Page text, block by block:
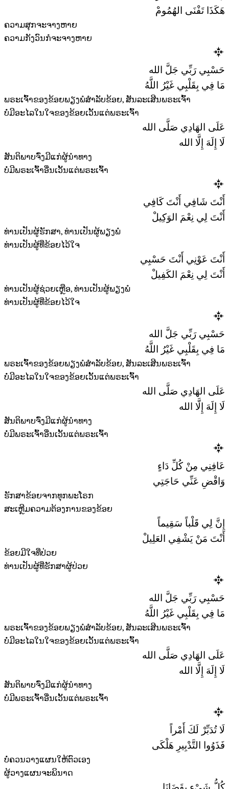
هَكَذَا تَفْنَى الهُمُومْ
ຄວາມສຸກຈະຈາງຫາຍ
ຄວາມກັງວົນກໍຈະຈາງຫາຍ
حَسْبِي رَبِّي جَلَّ الله
مَا فِي بِقَلْبِي غَيْرُ اللَّهُ
ພຣະເຈົ້າຂອງຂ້ອຍພຽງພໍສໍາລັບຂ້ອຍ, ສັນລະເສີນພຣະເຈົ້າ
ບໍ່ມີອະໄລໃນໃຈຂອງຂ້ອຍເວັ້ນແຕ່ພຣະເຈົ້າ
عَلَى الهَادِي صَلَّى الله
لَا إِلَهَ إِلَّا الله
ສັນຕິພາບຈົ່ງມີແກ່ຜູ້ນໍາທາງ
ບໍ່ມີພຣະເຈົ້າອື່ນເວັ້ນແຕ່ພຣະເຈົ້າ
أَنْتَ شَافِي أَنْتَ كَافِي
أَنْتَ لِي نِعْمَ الوَكِيلْ
ທ່ານເປັນຜູ້ຮັກສາ, ທ່ານເປັນຜູ້ພຽງພໍ
ທ່ານເປັນຜູ້ທີ່ຂ້ອຍໄວ້ໃຈ
أَنْتَ عَوْنِي أَنْتَ حَسْبِي
أَنْتَ لِي نِعْمَ الكَفِيلْ
ທ່ານເປັນຜູ້ຊ່ວຍເຫຼືອ, ທ່ານເປັນຜູ້ພຽງພໍ
ທ່ານເປັນຜູ້ທີ່ຂ້ອຍໄວ້ໃຈ
حَسْبِي رَبِّي جَلَّ الله
مَا فِي بِقَلْبِي غَيْرُ اللَّهُ
ພຣະເຈົ້າຂອງຂ້ອຍພຽງພໍສໍາລັບຂ້ອຍ, ສັນລະເສີນພຣະເຈົ້າ
ບໍ່ມີອະໄລໃນໃຈຂອງຂ້ອຍເວັ້ນແຕ່ພຣະເຈົ້າ
عَلَى الهَادِي صَلَّى الله
لَا إِلَهَ إِلَّا الله
ສັນຕິພາບຈົ່ງມີແກ່ຜູ້ນໍາທາງ
ບໍ່ມີພຣະເຈົ້າອື່ນເວັ້ນແຕ່ພຣະເຈົ້າ
عَافِنِي مِنْ كُلِّ دَاءٍ
وَاقْضِ عَنِّي حَاجَتِي
ຮັກສາຂ້ອຍຈາກທຸກພະໂຣກ
ສະເຫຼີມຄວາມຕ້ອງການຂອງຂ້ອຍ
إِنَّ لِي قَلْباً سَقِيماً
أَنْتَ مَنْ يَشْفِي العَلِيلْ
ຂ້ອຍມີໃຈທີ່ປ່ວຍ
ທ່ານເປັນຜູ້ທີ່ຮັກສາຜູ້ປ່ວຍ
حَسْبِي رَبِّي جَلَّ الله
مَا فِي بِقَلْبِي غَيْرُ اللَّهُ
ພຣະເຈົ້າຂອງຂ້ອຍພຽງພໍສໍາລັບຂ້ອຍ, ສັນລະເສີນພຣະເຈົ້າ
ບໍ່ມີອະໄລໃນໃຈຂອງຂ້ອຍເວັ້ນແຕ່ພຣະເຈົ້າ
عَلَى الهَادِي صَلَّى الله
لَا إِلَهَ إِلَّا الله
ສັນຕິພາບຈົ່ງມີແກ່ຜູ້ນໍາທາງ
ບໍ່ມີພຣະເຈົ້າອື່ນເວັ້ນແຕ່ພຣະເຈົ້າ
لَا تُدَبِّرْ لَكَ أَمْراً
فَذَوُوا التَّدْبِيرِ هَلْكَى
ບໍ່ຄວນວາງແຜນໃຫ້ຕົວເອງ
ຜູ້ວາງແຜນຈະພິນາດ